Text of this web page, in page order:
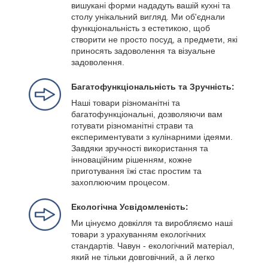
вишукані форми нададуть вашій кухні та
столу унікальний вигляд. Ми об'єднали
функціональність з естетикою, щоб
створити не просто посуд, а предмети, які
приносять задоволення та візуальне
задоволення.
Багатофункціональність та Зручність:
Наші товари різноманітні та
багатофункціональні, дозволяючи вам
готувати різноманітні страви та
експериментувати з кулінарними ідеями.
Завдяки зручності використання та
інноваційним рішенням, кожне
приготування їжі стає простим та
захоплюючим процесом.
Екологічна Усвідомленість:
Ми цінуємо довкілля та виробляємо наші
товари з урахуванням екологічних
стандартів. Чавун - екологічний матеріал,
який не тільки довговічний, а й легко